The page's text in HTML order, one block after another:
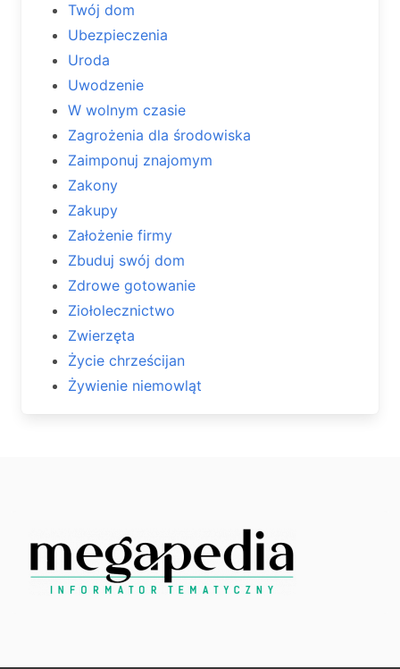
Twój dom
Ubezpieczenia
Uroda
Uwodzenie
W wolnym czasie
Zagrożenia dla środowiska
Zaimponuj znajomym
Zakony
Zakupy
Założenie firmy
Zbuduj swój dom
Zdrowe gotowanie
Ziołolecznictwo
Zwierzęta
Życie chrześcijan
Żywienie niemowląt